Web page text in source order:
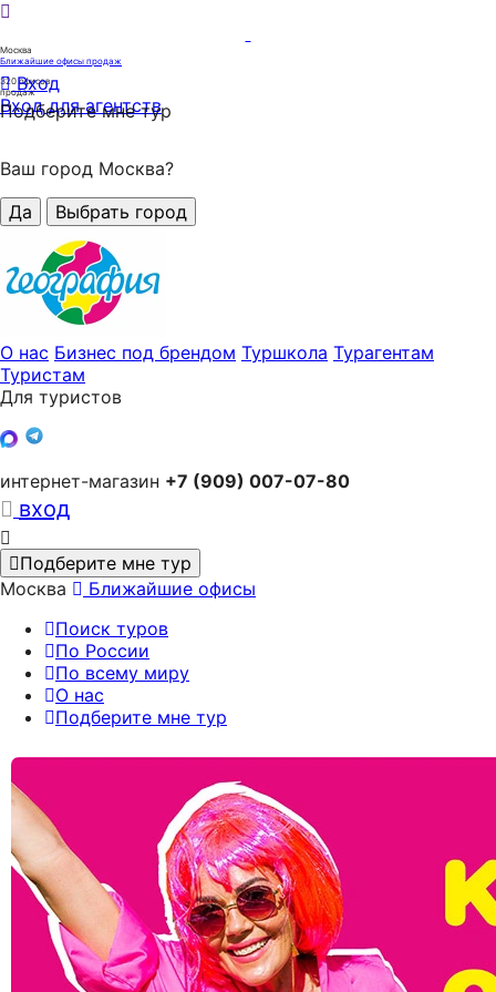
Москва
Ближайшие офисы продаж
320офисов
продаж
Вход
Вход для агентств
Подберите мне тур
Ваш город Москва?
Да
Выбрать город
О нас Бизнес под брендом Туршкола Турагентам
Туристам
Для туристов
интернет-магазин +7 (909) 007-07-80
вход
Подберите мне тур
Москва
Ближайшие офисы
Поиск туров
По России
По всему миру
О нас
Подберите мне тур